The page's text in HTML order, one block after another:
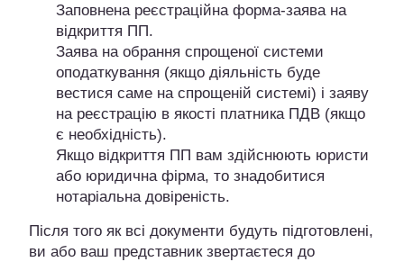
Заповнена реєстраційна форма-заява на
відкриття ПП.
Заява на обрання спрощеної системи
оподаткування (якщо діяльність буде
вестися саме на спрощеній системі) і заяву
на реєстрацію в якості платника ПДВ (якщо
є необхідність).
Якщо відкриття ПП вам здійснюють юристи
або юридична фірма, то знадобитися
нотаріальна довіреність.
Після того як всі документи будуть підготовлені,
ви або ваш представник звертаєтеся до